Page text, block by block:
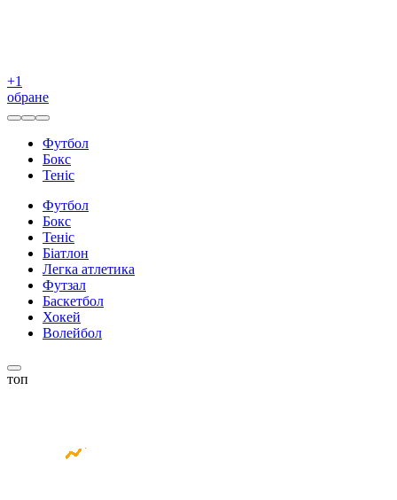
+1
обране
Футбол
Бокс
Теніс
Футбол
Бокс
Теніс
Біатлон
Легка атлетика
Футзал
Баскетбол
Хокей
Волейбол
топ